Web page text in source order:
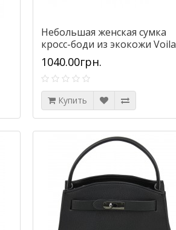
Небольшая женская сумка
кросс-боди из экокожи Voila
57049184-201 серая
1040.00грн.
Купить